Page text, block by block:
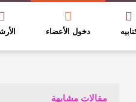
دخول الأعضاء
مقالات مشابهة